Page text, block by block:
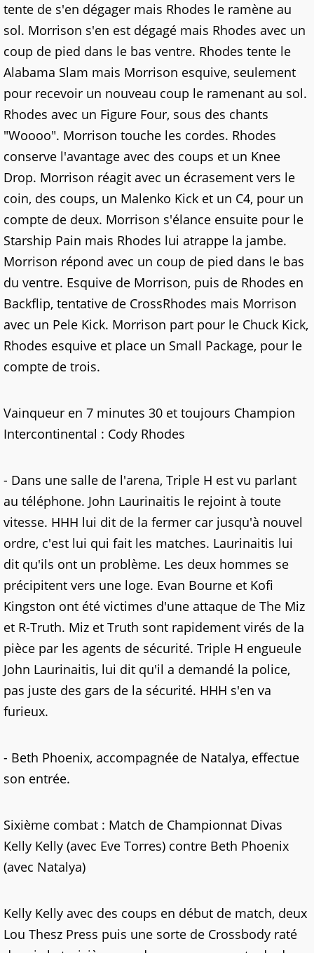
tente de s'en dégager mais Rhodes le ramène au
sol. Morrison s'en est dégagé mais Rhodes avec un
coup de pied dans le bas ventre. Rhodes tente le
Alabama Slam mais Morrison esquive, seulement
pour recevoir un nouveau coup le ramenant au sol.
Rhodes avec un Figure Four, sous des chants
"Woooo". Morrison touche les cordes. Rhodes
conserve l'avantage avec des coups et un Knee
Drop. Morrison réagit avec un écrasement vers le
coin, des coups, un Malenko Kick et un C4, pour un
compte de deux. Morrison s'élance ensuite pour le
Starship Pain mais Rhodes lui atrappe la jambe.
Morrison répond avec un coup de pied dans le bas
du ventre. Esquive de Morrison, puis de Rhodes en
Backflip, tentative de CrossRhodes mais Morrison
avec un Pele Kick. Morrison part pour le Chuck Kick,
Rhodes esquive et place un Small Package, pour le
compte de trois.
Vainqueur en 7 minutes 30 et toujours Champion
Intercontinental : Cody Rhodes
- Dans une salle de l'arena, Triple H est vu parlant
au téléphone. John Laurinaitis le rejoint à toute
vitesse. HHH lui dit de la fermer car jusqu'à nouvel
ordre, c'est lui qui fait les matches. Laurinaitis lui
dit qu'ils ont un problème. Les deux hommes se
précipitent vers une loge. Evan Bourne et Kofi
Kingston ont été victimes d'une attaque de The Miz
et R-Truth. Miz et Truth sont rapidement virés de la
pièce par les agents de sécurité. Triple H engueule
John Laurinaitis, lui dit qu'il a demandé la police,
pas juste des gars de la sécurité. HHH s'en va
furieux.
- Beth Phoenix, accompagnée de Natalya, effectue
son entrée.
Sixième combat : Match de Championnat Divas
Kelly Kelly (avec Eve Torres) contre Beth Phoenix
(avec Natalya)
Kelly Kelly avec des coups en début de match, deux
Lou Thesz Press puis une sorte de Crossbody raté